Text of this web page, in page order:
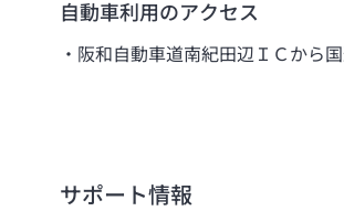
自動車利用のアクセス
阪和自動車道南紀田辺ＩＣから
サポート情報